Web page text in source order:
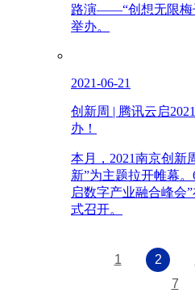
路演——“创想无限梅
举办。
2021-06-21
创新周 | 腾讯云启
办！
本月，2021南京创新
新”为主题拉开帷幕
启数字产业融合峰会
式召开。
1 2
7